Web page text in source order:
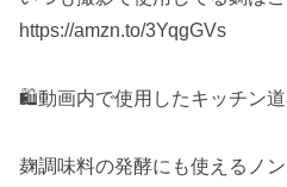
https://amzn.to/3YqgGVs
🛍動画内で使用したキッチン
麹調味料の発酵にも使えるノ